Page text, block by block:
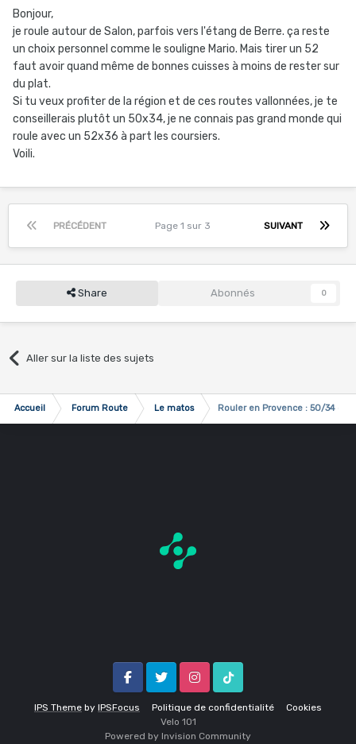
Bonjour,
je roule autour de Salon, parfois vers l'étang de Berre. ça reste
un choix personnel comme le souligne Mario. Mais tirer un 52
faut avoir quand même de bonnes cuisses à moins de rester sur
du plat.
Si tu veux profiter de la région et de ces routes vallonnées, je te
conseillerais plutôt un 50x34, je ne connais pas grand monde qui
roule avec un 52x36 à part les coursiers.
Voili.
PRÉCÉDENT SUIVANT
Page 1 sur 3
Share Abonnés 0
Aller sur la liste des sujets
Accueil Forum Route Le matos Rouler en Provence : 50/34 ou
IPS Theme by IPSFocus Politique de confidentialité Cookies
FacebookTwitter InstagramTik Tok
Velo 1O1
Powered by Invision Community